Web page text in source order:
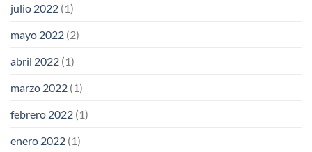
julio 2022 (1)
mayo 2022 (2)
abril 2022 (1)
marzo 2022 (1)
febrero 2022 (1)
enero 2022 (1)